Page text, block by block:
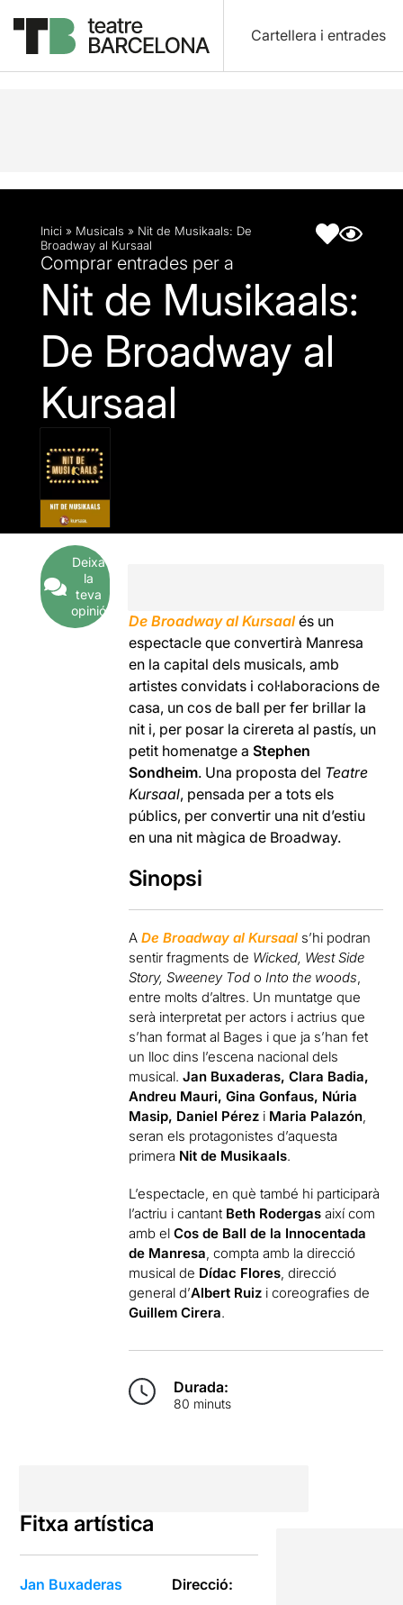
Cartellera i entrades
Descripció Fitxa artística
Inici » Musicals » Nit de Musikaals: De
Broadway al Kursaal
Comprar entrades per a
Nit de Musikaals:
De Broadway al
Kursaal
Deixa
la
teva
opinió
De Broadway al Kursaalés un
espectacle que convertirà Manresa
en la capital dels musicals, amb
artistes convidats i col·laboracions de
casa, un cos de ball per fer brillar la
nit i, per posar la cirereta al pastís, un
petit homenatge aStephen
Sondheim. Una proposta del Teatre
Kursaal, pensada per a tots els
públics, per convertir una nit d’estiu
en una nit màgica de Broadway.
Sinopsi
ADe Broadway al Kursaal s’hi podran
sentir fragments de Wicked, West Side
Story, Sweeney Todo Into the woods,
entre molts d’altres. Un muntatge que
serà interpretat per actors i actrius que
s’han format al Bages i que ja s’han fet
un lloc dins l’escena nacional dels
musical.Jan Buxaderas, Clara Badia,
Andreu Mauri, Gina Gonfaus, Núria
Masip, Daniel Pérez i Maria Palazón,
seran els protagonistes d’aquesta
primera Nit de Musikaals.
L’espectacle, en què també hi participarà
l’actriu i cantant Beth Rodergas així com
amb elCos de Ball de la Innocentada
de Manresa, compta amb la direcció
musical de Dídac Flores, direcció
general d’Albert Ruiz i coreografies de
Guillem Cirera.
Durada:
80 minuts
Fitxa artística
Jan Buxaderas
Direcció: